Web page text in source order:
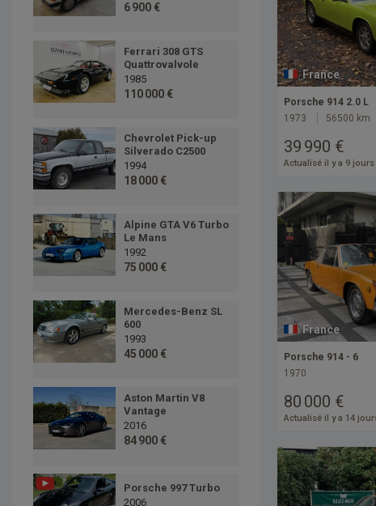
6 900 €
Ferrari 308 GTS
Quattrovalvole
1985
110 000 €
Chevrolet Pick-up
Silverado C2500
1994
18 000 €
Alpine GTA V6 Turbo
Le Mans
1992
75 000 €
Mercedes-Benz SL
600
1993
45 000 €
Aston Martin V8
Vantage
2016
84 900 €
Porsche 997 Turbo
2006
France
Porsche 914 2.0 L
1973
56500 km
39 990 €
Actualisé il y a 9 jours
France
Porsche 914 - 6
1970
80 000 €
Actualisé il y a 14